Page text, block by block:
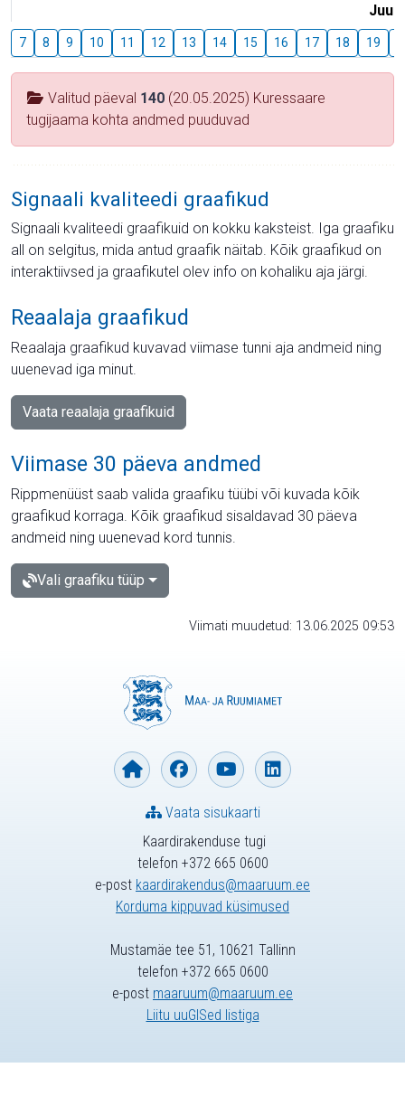
Juuli
7 8 9 10 11 12 13 14 15 16 17 18 19
Valitud päeval 140 (20.05.2025) Kuressaare
tugijaama kohta andmed puuduvad
Signaali kvaliteedi graafikud
Signaali kvaliteedi graafikuid on kokku kaksteist. Iga graafiku
all on selgitus, mida antud graafik näitab. Kõik graafikud on
interaktiivsed ja graafikutel olev info on kohaliku aja järgi.
Reaalaja graafikud
Reaalaja graafikud kuvavad viimase tunni aja andmeid ning
uuenevad iga minut.
Vaata reaalaja graafikuid
Viimase 30 päeva andmed
Rippmenüüst saab valida graafiku tüübi või kuvada kõik
graafikud korraga. Kõik graafikud sisaldavad 30 päeva
andmeid ning uuenevad kord tunnis.
Vali graafiku tüüp
Viimati muudetud: 13.06.2025 09:53
Kaardirakenduse tugi
telefon +372 665 0600
e-post kaardirakendus@maaruum.ee
Korduma kippuvad küsimused
Vaata sisukaarti
Mustamäe tee 51, 10621 Tallinn
telefon +372 665 0600
e-post maaruum@maaruum.ee
Liitu uuGISed listiga